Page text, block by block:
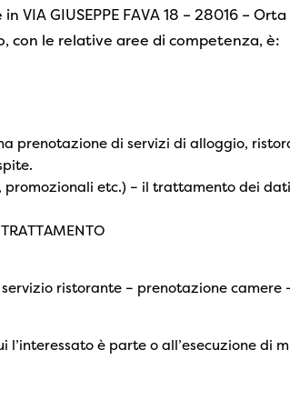
GIUSEPPE FAVA 18 – 28016 –
con le relative aree di competenza, è:
prenotazione di servizi di alloggio,
etc.) – il trattamento dei
ristorante – prenotazione camere
è parte o all’esecuzione di